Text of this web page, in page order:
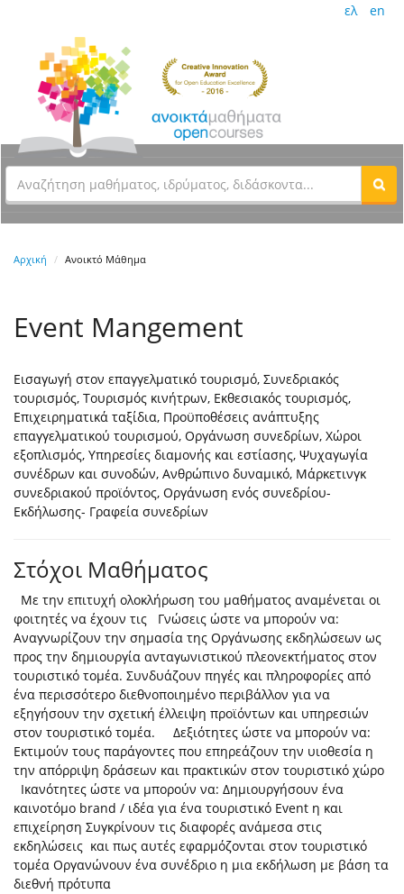
ελ en
Αρχική Ανοικτό Μάθημα
Event Mangement
Εισαγωγή στον επαγγελματικό τουρισμό, Συνεδριακός
τουρισμός, Τουρισμός κινήτρων, Εκθεσιακός τουρισμός,
Επιχειρηματικά ταξίδια, Προϋποθέσεις ανάπτυξης
επαγγελματικού τουρισμού, Οργάνωση συνεδρίων, Χώροι
εξοπλισμός, Υπηρεσίες διαμονής και εστίασης, Ψυχαγωγία
συνέδρων και συνοδών, Ανθρώπινο δυναμικό, Μάρκετινγκ
συνεδριακού προϊόντος, Οργάνωση ενός συνεδρίου-
Εκδήλωσης- Γραφεία συνεδρίων
Στόχοι Μαθήματος
Με την επιτυχή ολοκλήρωση του μαθήματος αναμένεται οι
φοιτητές να έχουν τις Γνώσεις ώστε να μπορούν να:
Αναγνωρίζουν την σημασία της Οργάνωσης εκδηλώσεων ως
προς την δημιουργία ανταγωνιστικού πλεονεκτήματος στον
τουριστικό τομέα. Συνδυάζουν πηγές και πληροφορίες από
ένα περισσότερο διεθνοποιημένο περιβάλλον για να
εξηγήσουν την σχετική έλλειψη προϊόντων και υπηρεσιών
στον τουριστικό τομέα. Δεξιότητες ώστε να μπορούν να:
Εκτιμούν τους παράγοντες που επηρεάζουν την υιοθεσία η
την απόρριψη δράσεων και πρακτικών στον τουριστικό χώρο
Ικανότητες ώστε να μπορούν να: Δημιουργήσουν ένα
καινοτόμο brand / ιδέα για ένα τουριστικό Event η και
επιχείρηση Συγκρίνουν τις διαφορές ανάμεσα στις
εκδηλώσεις και πως αυτές εφαρμόζονται στον τουριστικό
τομέα Οργανώνουν ένα συνέδριο η μια εκδήλωση με βάση τα
διεθνή πρότυπα